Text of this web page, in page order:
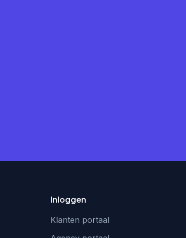
Inloggen
Klanten portaal